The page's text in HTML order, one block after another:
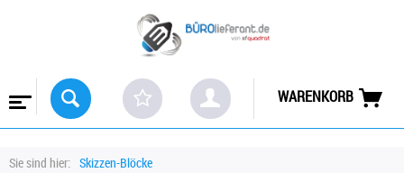
WARENKORB
Sie sind hier: Skizzen-Blöcke